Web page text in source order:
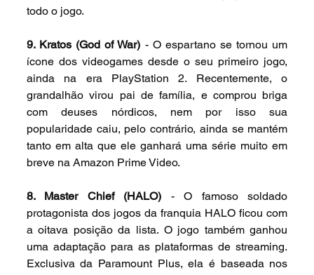
todo o jogo.
9. Kratos (God of War) - O espartano se tornou um
ícone dos videogames desde o seu primeiro jogo,
ainda na era PlayStation 2. Recentemente, o
grandalhão virou pai de família, e comprou briga
com deuses nórdicos, nem por isso sua
popularidade caiu, pelo contrário, ainda se mantém
tanto em alta que ele ganhará uma série muito em
breve na Amazon Prime Video.
8. Master Chief (HALO) - O famoso soldado
protagonista dos jogos da franquia HALO ficou com
a oitava posição da lista. O jogo também ganhou
uma adaptação para as plataformas de streaming.
Exclusiva da Paramount Plus, ela é baseada nos